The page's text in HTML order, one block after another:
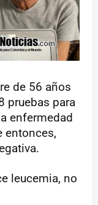
de 56 años
pruebas para
enfermedad
entonces,
leucemia, no